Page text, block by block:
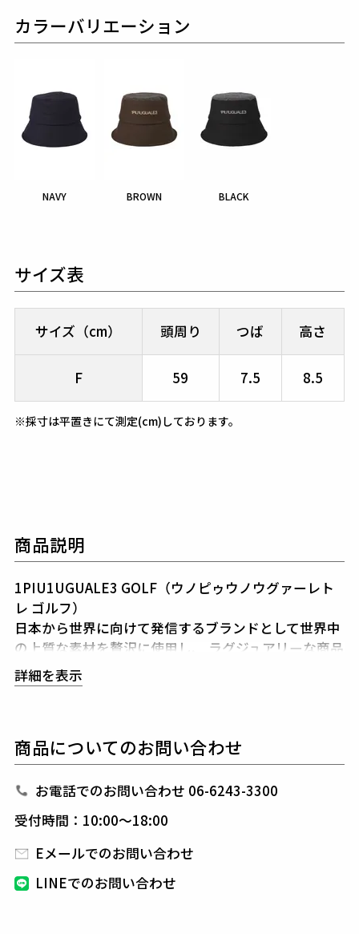
カラーバリエーション
NAVY BROWN BLACK
サイズ表
サイズ（cm） 頭周り つば 高さ
F 59 7.5 8.5
※採寸は平置きにて測定(cm)しております。
商品説明
1PIU1UGUALE3 GOLF（ウノピゥウノウグァーレト
レ ゴルフ）
日本から世界に向けて発信するブランドとして世界中
の上質な素材を贅沢に使用し、 ラグジュアリーな商品
をリリースし続ける1PIU1UGUALE3。
グジュアリーブランドが提案する、高いデザイン性と
なハイテク素材を採用し、ただ派手な物ではなくテー
ラーリングを得意とする同ブランドならではの立体パ
ターンにより、洗練された高いデザイン性と
をもたらします。
素材
ボディ : ポリエステル46% レーヨン34% アクリル1
詳細を表示
商品についてのお問い合わせ
お電話でのお問い合わせ 06-6243-3300
受付時間：10:00～18:00
Eメールでのお問い合わせ
LINEでのお問い合わせ